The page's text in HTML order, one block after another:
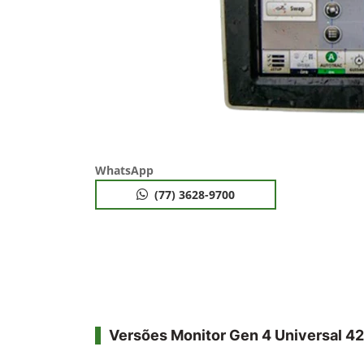
WhatsApp
(77) 3628-9700
Versões Monitor Gen 4 Universal